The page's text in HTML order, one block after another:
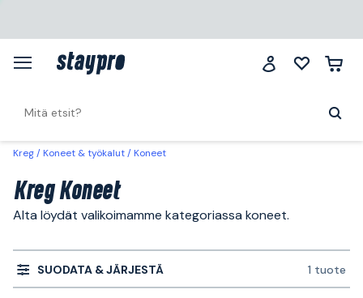
Kreg Koneet & työkalut Koneet
Kreg Koneet
Alta löydät valikoimamme kategoriassa koneet.
SUODATA & JÄRJESTÄ 1 tuote